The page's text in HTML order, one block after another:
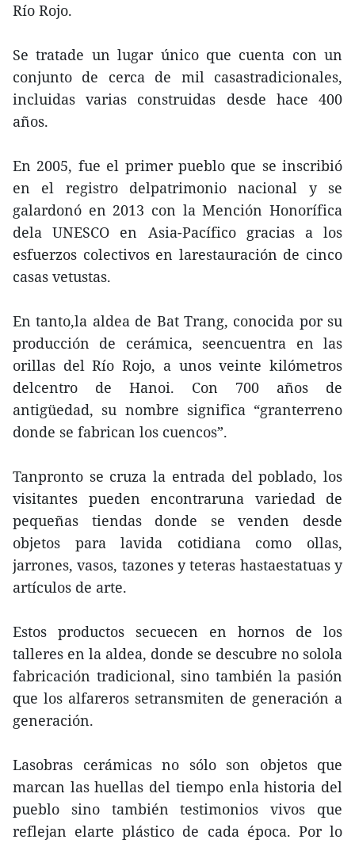
Río Rojo.
Se tratade un lugar único que cuenta con un
conjunto de cerca de mil casastradicionales,
incluidas varias construidas desde hace 400
años.
En 2005, fue el primer pueblo que se inscribió
en el registro delpatrimonio nacional y se
galardonó en 2013 con la Mención Honorífica
dela UNESCO en Asia-Pacífico gracias a los
esfuerzos colectivos en larestauración de cinco
casas vetustas.
En tanto,la aldea de Bat Trang, conocida por su
producción de cerámica, seencuentra en las
orillas del Río Rojo, a unos veinte kilómetros
delcentro de Hanoi. Con 700 años de
antigüedad, su nombre significa “granterreno
donde se fabrican los cuencos”.
Tanpronto se cruza la entrada del poblado, los
visitantes pueden encontraruna variedad de
pequeñas tiendas donde se venden desde
objetos para lavida cotidiana como ollas,
jarrones, vasos, tazones y teteras hastaestatuas y
artículos de arte.
Estos productos secuecen en hornos de los
talleres en la aldea, donde se descubre no solola
fabricación tradicional, sino también la pasión
que los alfareros setransmiten de generación a
generación.
Lasobras cerámicas no sólo son objetos que
marcan las huellas del tiempo enla historia del
pueblo sino también testimonios vivos que
reflejan elarte plástico de cada época. Por lo